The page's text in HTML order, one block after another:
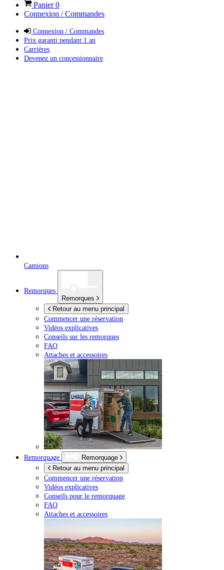
Panier0
Connexion / Commandes
Connexion / Commandes
Prix garanti pendant 1 an
Carrières
Devenez un concessionnaire
Camions
Remorques
Remorques
Retour au menu principal
Commencer une réservation
Vidéos explicatives
Conseils sur les remorques
FAQ
Attaches et accessoires
Remorquage
Remorquage
Retour au menu principal
Commencer une réservation
Vidéos explicatives
Conseils pour le remorquage
FAQ
Attaches et accessoires